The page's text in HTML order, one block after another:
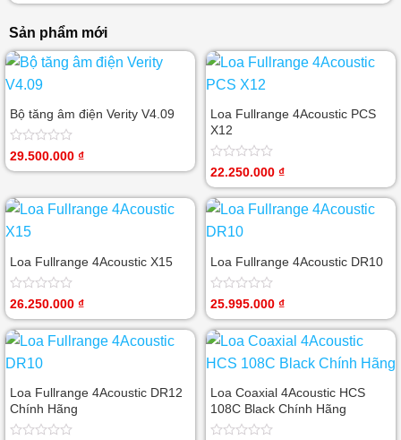
Sản phẩm mới
Bộ tăng âm điện Verity V4.09
Được
5
sao
29.500.000 ₫
Loa Fullrange 4Acoustic PCS
X12
Được
hạng
0
sao
22.250.000 ₫
Loa Fullrange 4Acoustic X15
Được
hạng
0
sao
26.250.000 ₫
Loa Fullrange 4Acoustic DR10
Được
hạng
0
sao
25.995.000 ₫
Loa Fullrange 4Acoustic DR12
Chính Hãng
Loa Coaxial 4Acoustic HCS
108C Black Chính Hãng